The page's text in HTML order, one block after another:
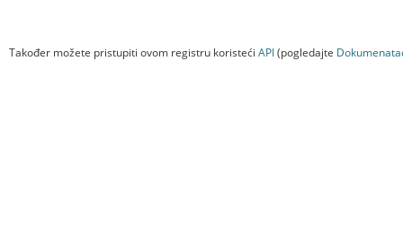
Također možete pristupiti ovom registru koristeći API(pogledajte